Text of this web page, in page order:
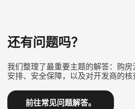
还有问题吗？
我们整理了最重要主题的解答：购
安排、安全保障，以及对开发商的核
前往常见问题解答。